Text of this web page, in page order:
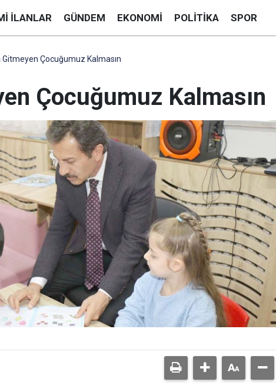
İLANLAR GÜNDEM EKONOMI POLITIKA SPOR
Gitmeyen Çocuğumuz Kalmasın
Çocuğumuz Kalmasın